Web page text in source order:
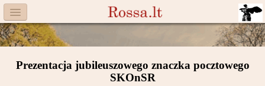
Menu
Facebook
Prezentacja jubileuszowego znaczka pocztowego
SKOnSR